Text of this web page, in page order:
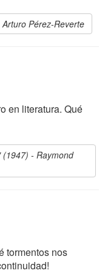
Pérez-Reverte
en literatura. Qué
(1947) - Raymond
tormentos nos